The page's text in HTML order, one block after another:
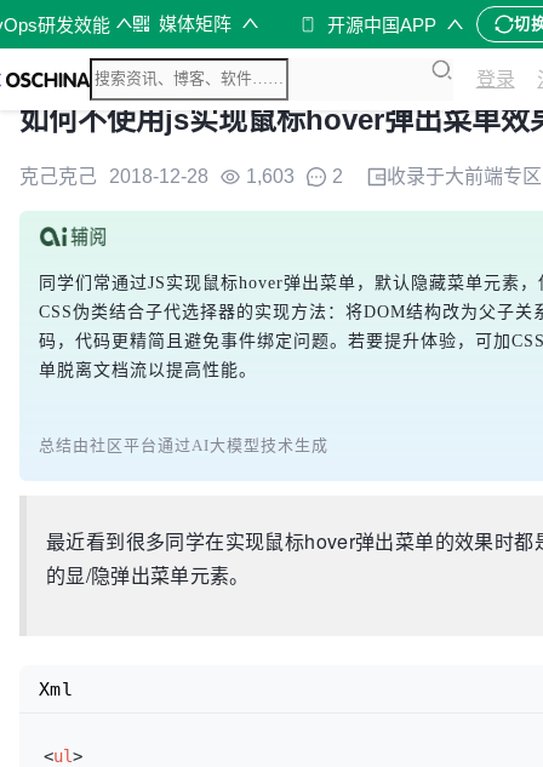
研发效能 媒体矩阵 开源中国APP 切
登录
如何不使用js实现鼠标hover弹出菜单效
克己克己 2018-12-28 1,603 2 收录于大前端专区
同学们常通过JS实现鼠标hover弹出菜单，默认隐藏菜单元素
CSS伪类结合子代选择器的实现方法：将DOM结构改为父子关
码，代码更精简且避免事件绑定问题。若要提升体验，可加
单脱离文档流以提高性能。
总结由社区平台通过AI大模型技术生成
最近看到很多同学在实现鼠标hover弹出菜单的效果时
的显/隐弹出菜单元素。
<ul>
Xml